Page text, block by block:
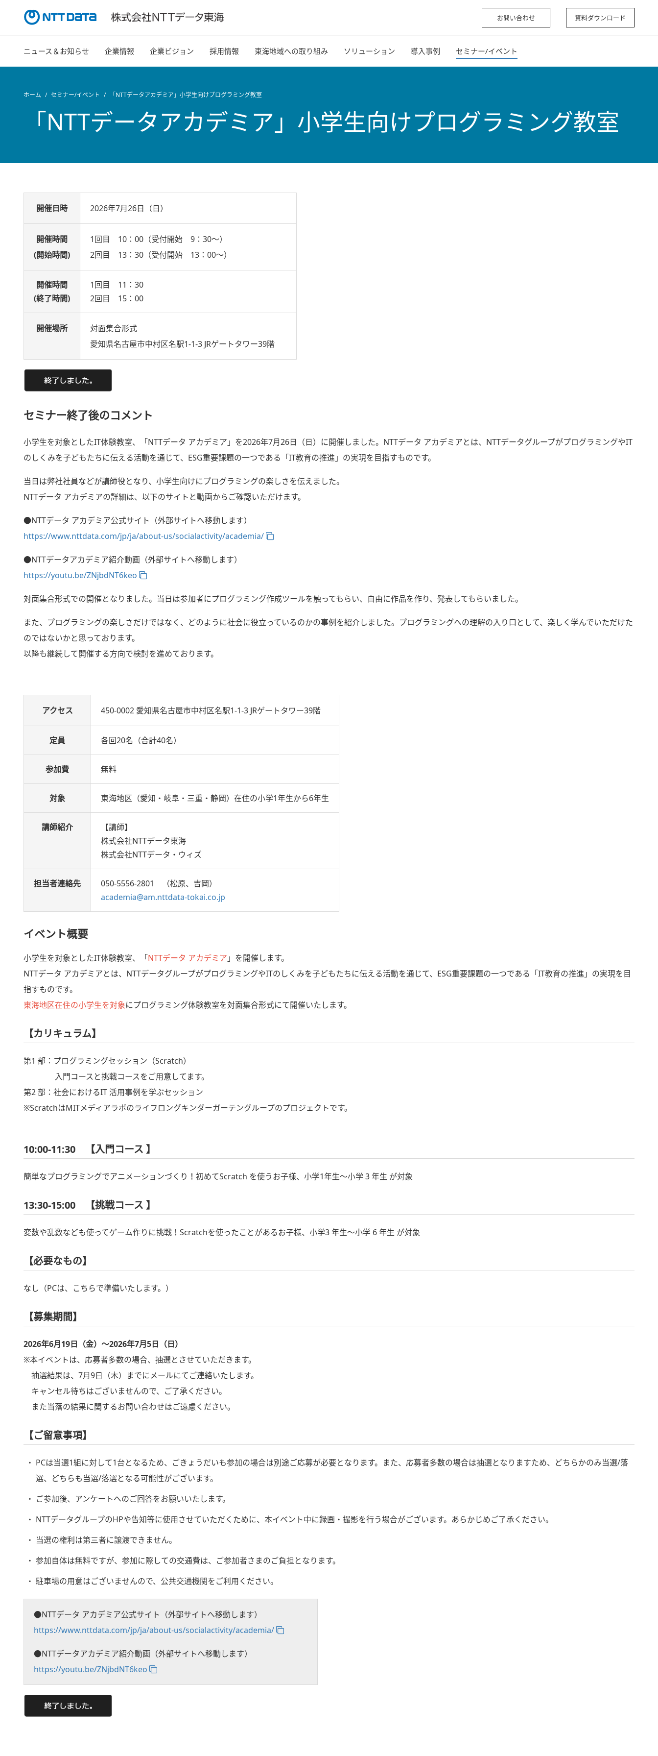
お問い合わせ 資料ダウンロード
ニュース＆お知らせ 企業情報 企業ビジョン 採用情報 東海地域への取り組み ソリューション 導入事例 セミナー/イベント
ホーム セミナー/イベント 「NTTデータアカデミア」小学生向けプログラミング教室
「NTTデータアカデミア」小学生向けプログラミング教室
開催日時 2026年7月26日（日）
開催時間
(開始時間)
1回目 10：00（受付開始 9：30～）
2回目 13：30（受付開始 13：00～）
開催時間
(終了時間)
1回目 11：30
2回目 15：00
開催場所
対面集合形式
愛知県名古屋市中村区名駅1-1-3 JRゲートタワー39階
セミナー終了後のコメント
小学生を対象としたIT体験教室、「NTTデータ アカデミア」を2026年7月26日（日）に開催しました。NTTデータ アカデミアとは、NTTデータグループがプログラミングやIT
のしくみを子どもたちに伝える活動を通じて、ESG重要課題の一つである「IT教育の推進」の実現を目指すものです。
当日は弊社社員などが講師役となり、小学生向けにプログラミングの楽しさを伝えました。
NTTデータ アカデミアの詳細は、以下のサイトと動画からご確認いただけます。
●NTTデータ アカデミア公式サイト（外部サイトへ移動します）
https://www.nttdata.com/jp/ja/about-us/socialactivity/academia/
●NTTデータアカデミア紹介動画（外部サイトへ移動します）
https://youtu.be/ZNjbdNT6keo
対面集合形式での開催となりました。当日は参加者にプログラミング作成ツールを触ってもらい、自由に作品を作り、発表してもらいました。
また、プログラミングの楽しさだけではなく、どのように社会に役立っているのかの事例を紹介しました。プログラミングへの理解の入り口として、楽しく学んでいただけた
のではないかと思っております。
以降も継続して開催する方向で検討を進めております。
アクセス 450-0002 愛知県名古屋市中村区名駅1-1-3 JRゲートタワー39階
定員 各回20名（合計40名）
参加費 無料
対象 東海地区（愛知・岐阜・三重・静岡）在住の小学1年生から6年生
講師紹介
【講師】
株式会社NTTデータ東海
株式会社NTTデータ・ウィズ
担当者連絡先
050-5556-2801 （松原、吉岡）
academia@am.nttdata-tokai.co.jp
イベント概要
小学生を対象としたIT体験教室、「NTTデータ アカデミア 」を開催します。
NTTデータ アカデミアとは、NTTデータグループがプログラミングやITのしくみを子どもたちに伝える活動を通じて、ESG重要課題の一つである「IT教育の推進」の実現を目
指すものです。
東海地区在住の小学生を対象にプログラミング体験教室を対面集合形式にて開催いたします。
【カリキュラム】
第1 部：プログラミングセッション（Scratch）
入門コースと挑戦コースをご用意してます。
第2 部：社会におけるIT 活用事例を学ぶセッション
※ScratchはMITメディアラボのライフロングキンダーガーテングループのプロジェクトです。
10:00-11:30 【入門コース 】
簡単なプログラミングでアニメーションづくり！初めてScratch を使うお子様、小学1年生～小学 3 年生 が対象
13:30-15:00 【挑戦コース 】
変数や乱数なども使ってゲーム作りに挑戦！Scratchを使ったことがあるお子様、小学3 年生～小学 6 年生 が対象
【必要なもの】
なし（PCは、こちらで準備いたします。）
【募集期間】
2026年6月19日（金）～2026年7月5日（日）
※本イベントは、応募者多数の場合、抽選とさせていただきます。
抽選結果は、7月9日（木）までにメールにてご連絡いたします。
キャンセル待ちはございませんので、ご了承ください。
また当落の結果に関するお問い合わせはご遠慮ください。
【ご留意事項】
PCは当選1組に対して1台となるため、ごきょうだいも参加の場合は別途ご応募が必要となります。また、応募者多数の場合は抽選となりますため、どちらかのみ当選/落
選、どちらも当選/落選となる可能性がございます。
ご参加後、アンケートへのご回答をお願いいたします。
NTTデータグループのHPや告知等に使用させていただくために、本イベント中に録画・撮影を行う場合がございます。あらかじめご了承ください。
当選の権利は第三者に譲渡できません。
参加自体は無料ですが、参加に際しての交通費は、ご参加者さまのご負担となります。
駐車場の用意はございませんので、公共交通機関をご利用ください。
●NTTデータ アカデミア公式サイト（外部サイトへ移動します）
https://www.nttdata.com/jp/ja/about-us/socialactivity/academia/
●NTTデータアカデミア紹介動画（外部サイトへ移動します）
https://youtu.be/ZNjbdNT6keo